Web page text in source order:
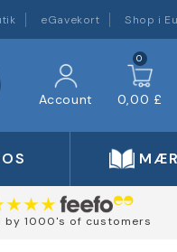
eGavekort Shop i
Account
0
0,00 £
by 1000's of customers